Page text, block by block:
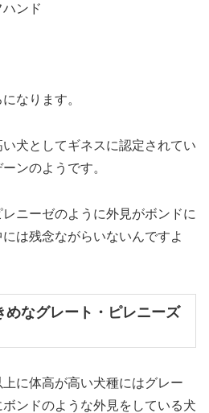
ハンド
なります。
犬としてギネスに認定されてい
ンのようです。
ニーゼのように外見がボンドに
は残念ながらいないんですよ
めなグレート・ピレニーズ
に体高が高い犬種にはグレー
ボンドのような外見をしている犬